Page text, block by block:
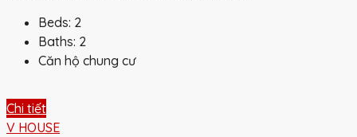
Beds: 2
Baths: 2
Căn hộ chung cư
Chi tiết
V HOUSE